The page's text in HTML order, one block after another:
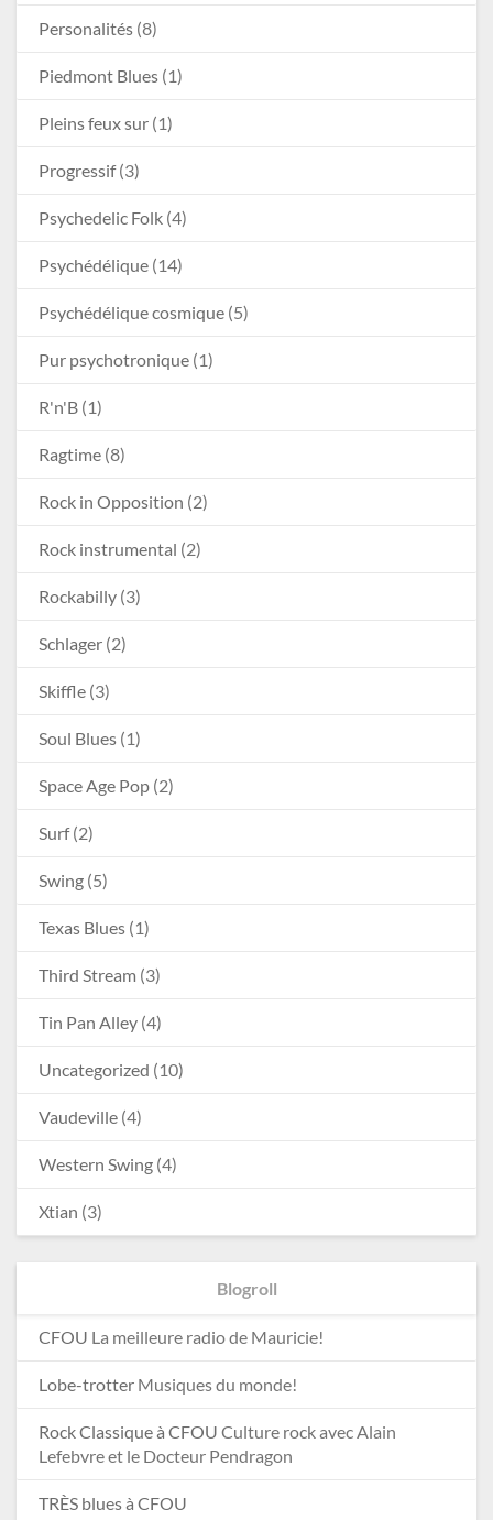
Personalités (8)
Piedmont Blues (1)
Pleins feux sur (1)
Progressif(3)
Psychedelic Folk (4)
Psychédélique (14)
Psychédélique cosmique (5)
Pur psychotronique (1)
R'n'B (1)
Ragtime (8)
Rock in Opposition (2)
Rock instrumental (2)
Rockabilly (3)
Schlager (2)
Skiffle (3)
Soul Blues (1)
Space Age Pop (2)
Surf(2)
Swing (5)
Texas Blues (1)
Third Stream (3)
Tin Pan Alley (4)
Uncategorized (10)
Vaudeville (4)
Western Swing (4)
Xtian (3)
Blogroll
CFOU La meilleure radio de Mauricie!
Lobe-trotter Musiques du monde!
Rock Classique à CFOU Culture rock avec Alain
Lefebvre et le Docteur Pendragon
TRÈS blues à CFOU